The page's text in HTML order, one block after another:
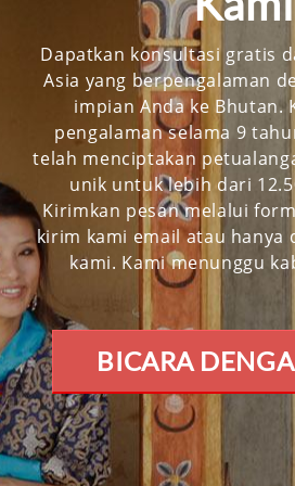
Dapatkan konsultasi gratis
Asia yang berpengalaman
impian Anda ke Bhutan.
pengalaman selama 9
telah menciptakan
unik untuk lebih dari
Kirimkan pesan melalui
kirim kami email atau hanya
kami. Kami menunggu
BICARA